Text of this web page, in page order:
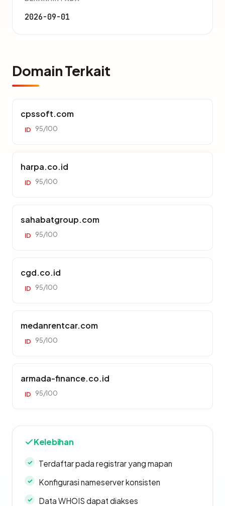
2026-09-01
Domain Terkait
cpssoft.com
ID 95/100
harpa.co.id
ID 95/100
sahabatgroup.com
ID 95/100
cgd.co.id
ID 95/100
medanrentcar.com
ID 95/100
armada-finance.co.id
ID 95/100
Kelebihan
Terdaftar pada registrar yang mapan
Konfigurasi nameserver konsisten
Data WHOIS dapat diakses